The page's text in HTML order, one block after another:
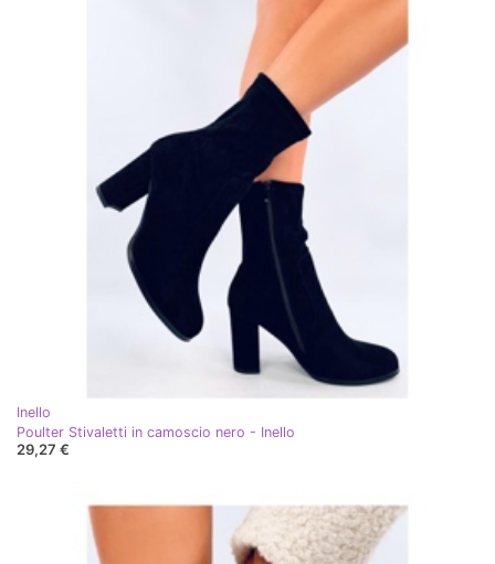
Inello
Poulter Stivaletti in camoscio nero - Inello
29,27 €